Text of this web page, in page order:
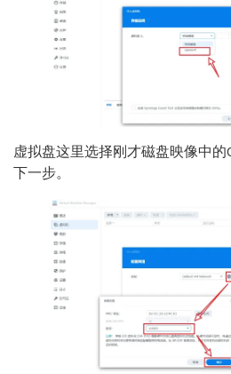
虚拟盘这里选择刚才磁盘映像中
下一步。